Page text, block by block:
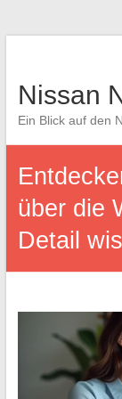
Nissan
Ein Blick auf den
über die
Detail